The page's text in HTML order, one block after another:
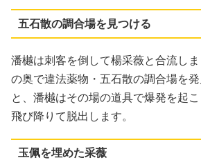
五石散の調合場を見つける
潘樾は刺客を倒して楊采薇と合流し
の奥で違法薬物・五石散の調合場を
と、潘樾はその場の道具で爆発を起
飛び降りて脱出します。
玉佩を埋めた采薇